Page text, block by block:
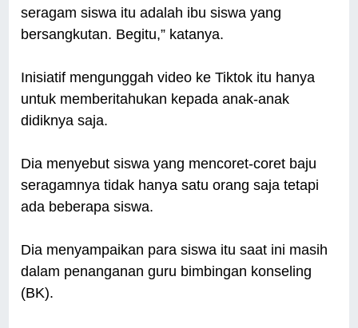
seragam siswa itu adalah ibu siswa yang
bersangkutan. Begitu,” katanya.
Inisiatif mengunggah video ke Tiktok itu hanya
untuk memberitahukan kepada anak-anak
didiknya saja.
Dia menyebut siswa yang mencoret-coret baju
seragamnya tidak hanya satu orang saja tetapi
ada beberapa siswa.
Dia menyampaikan para siswa itu saat ini masih
dalam penanganan guru bimbingan konseling
(BK).